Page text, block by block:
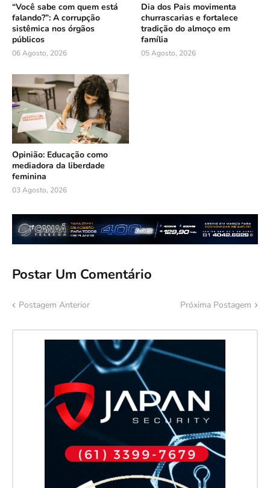
“Você sabe com quem está
falando?”: A corrupção
sistêmica nos órgãos
públicos
06 Agosto, 2026
Dia dos Pais movimenta
churrascarias e fortalece
tradição do almoço em
família
05 Agosto, 2026
Opinião: Educação como
mediadora da liberdade
feminina
03 Agosto, 2026
Postar Um Comentário
Postagem Anterior Próxima Postagem